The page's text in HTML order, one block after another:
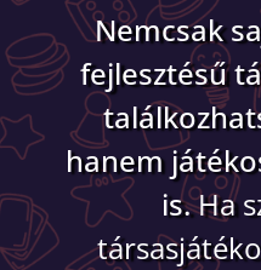
Nemcsak
fejlesztésű
hanem
is.Ha